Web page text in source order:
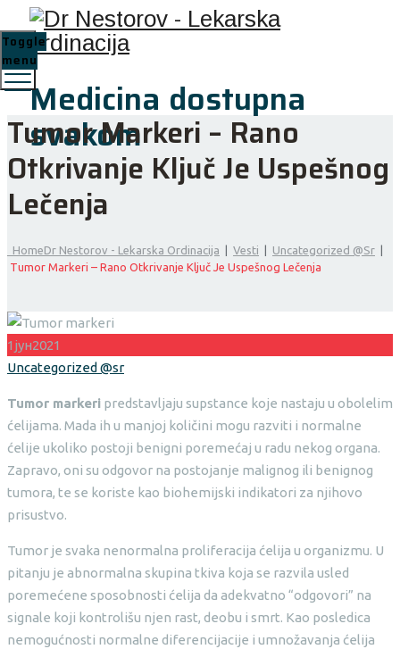
Medicina dostupna
svakom
Toggle
menu
Tumor Markeri – Rano
Otkrivanje Ključ Je Uspešnog
Lečenja
HomeDr Nestorov - Lekarska Ordinacija | Vesti | Uncategorized @sr |
Tumor Markeri – Rano Otkrivanje Ključ Je Uspešnog Lečenja
1 јун2021
Categories
Uncategorized @sr
Tumor markeri predstavljaju supstance koje nastaju u obolelim
ćelijama. Mada ih u manjoj količini mogu razviti i normalne
ćelije ukoliko postoji benigni poremećaj u radu nekog organa.
Zapravo, oni su odgovor na postojanje malignog ili benignog
tumora, te se koriste kao biohemijski indikatori za njihovo
prisustvo.
Tumor je svaka nenormalna proliferacija ćelija u organizmu. U
pitanju je abnormalna skupina tkiva koja se razvila usled
poremećene sposobnosti ćelija da adekvatno “odgovori” na
signale koji kontrolišu njen rast, deobu i smrt. Kao posledica
nemogućnosti normalne diferencijacije i umnožavanja ćelija